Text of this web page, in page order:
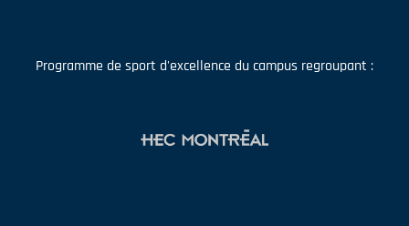
Programme de sport d'excellence du campus regroupant :